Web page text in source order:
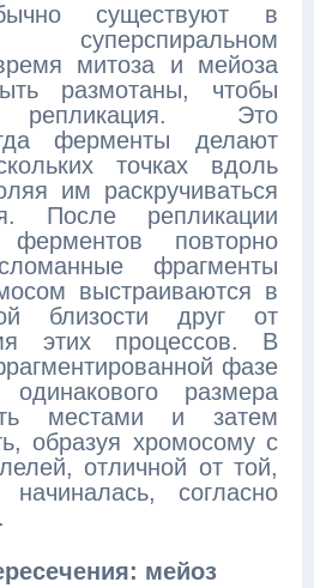
существуют в
суперспиральном
митоза и мейоза
размотаны, чтобы
репликация. Это
ферменты делают
точках вдоль
им раскручиваться
После репликации
повторно
фрагменты
выстраиваются в
близости друг от
этих процессов. В
фазе
размера
местами и затем
образуя хромосому с
отличной от той,
согласно
мейоз